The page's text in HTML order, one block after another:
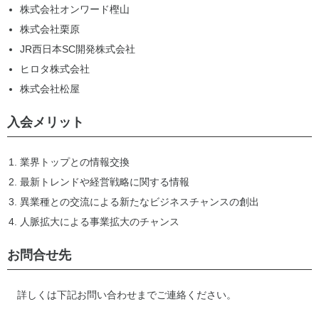
株式会社オンワード樫山
株式会社栗原
JR西日本SC開発株式会社
ヒロタ株式会社
株式会社松屋
入会メリット
業界トップとの情報交換
最新トレンドや経営戦略に関する情報
異業種との交流による新たなビジネスチャンスの創出
人脈拡大による事業拡大のチャンス
お問合せ先
詳しくは下記お問い合わせまでご連絡ください。